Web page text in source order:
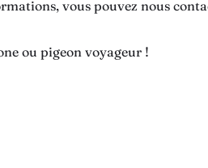
vous pouvez nous
ou pigeon voyageur !